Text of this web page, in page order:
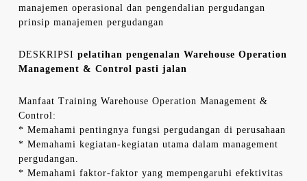
manajemen operasional dan pengendalian pergudangan
prinsip manajemen pergudangan
DESKRIPSI pelatihan pengenalan Warehouse Operation
Management & Control pasti jalan
Manfaat Training Warehouse Operation Management &
Control:
* Memahami pentingnya fungsi pergudangan di perusahaan
* Memahami kegiatan-kegiatan utama dalam management
pergudangan.
* Memahami faktor-faktor yang mempengaruhi efektivitas